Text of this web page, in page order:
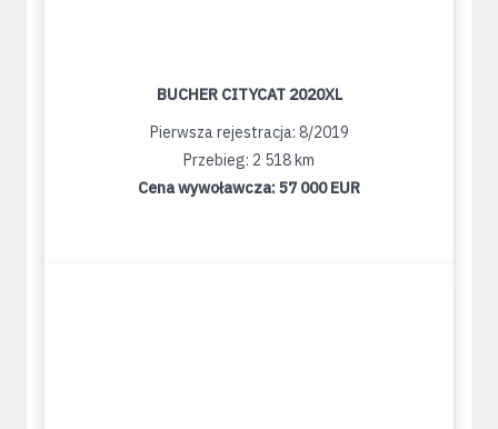
BUCHER CITYCAT 2020XL
Pierwsza rejestracja: 8/2019
Przebieg: 2 518 km
Cena wywoławcza:57 000 EUR